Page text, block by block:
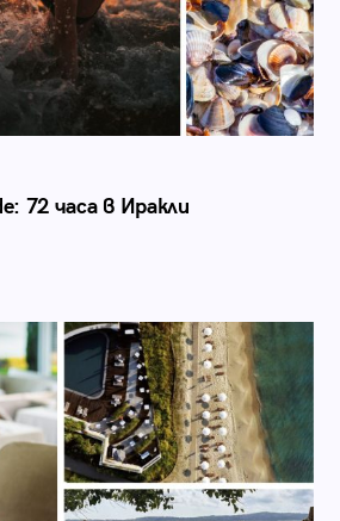
72 часа в Иракли